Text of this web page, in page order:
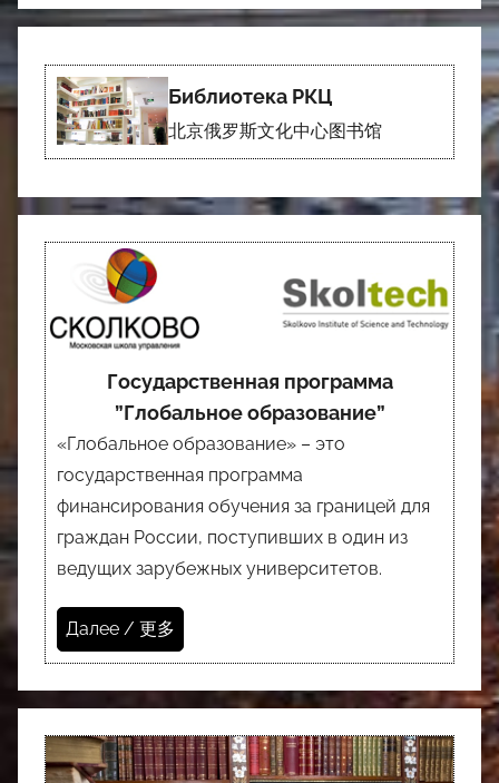
Библиотека РКЦ
北京俄罗斯文化中心图书馆
Государственная программа
”Глобальное образование”
«Глобальное образование» – это
государственная программа
финансирования обучения за границей для
граждан России, поступивших в один из
ведущих зарубежных университетов.
Далее / 更多